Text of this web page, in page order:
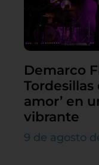
Demarco
Tordesillas
amor’ en
vibrante
9 de agosto